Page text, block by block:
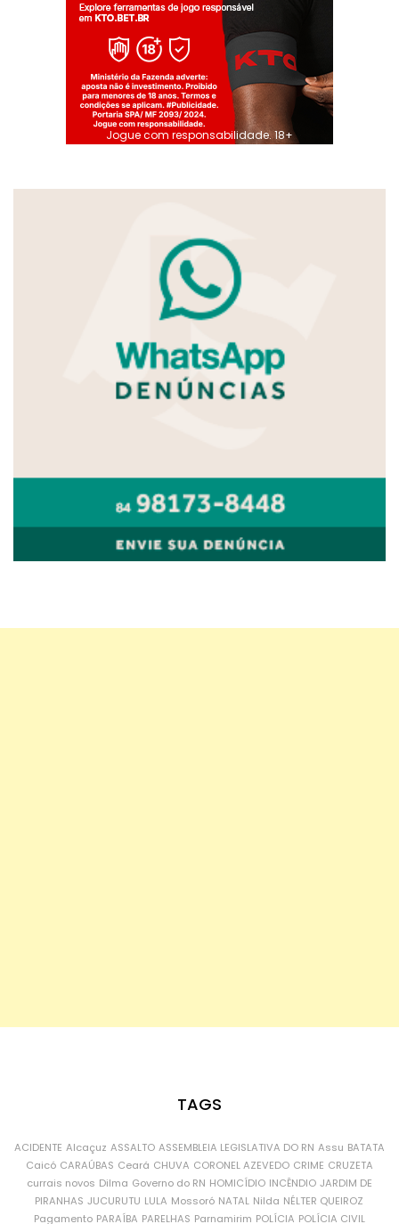
Jogue com responsabilidade. 18+
TAGS
ACIDENTE Alcaçuz ASSALTO ASSEMBLEIA LEGISLATIVA DO RN Assu BATATA
Caicó CARAÚBAS Ceará CHUVA CORONEL AZEVEDO CRIME CRUZETA
currais novos Dilma Governo do RN HOMICÍDIO INCÊNDIO JARDIM DE
PIRANHAS JUCURUTU LULA Mossoró NATAL Nilda NÉLTER QUEIROZ
Pagamento PARAÍBA PARELHAS Parnamirim POLÍCIA POLÍCIA CIVIL